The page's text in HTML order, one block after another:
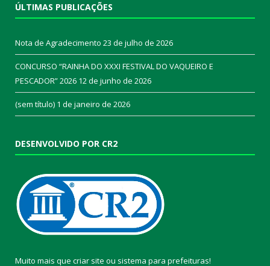
ÚLTIMAS PUBLICAÇÕES
Nota de Agradecimento 23 de julho de 2026
CONCURSO “RAINHA DO XXXI FESTIVAL DO VAQUEIRO E
PESCADOR” 2026 12 de junho de 2026
(sem título) 1 de janeiro de 2026
DESENVOLVIDO POR CR2
Muito mais que criar site ou sistema para prefeituras!